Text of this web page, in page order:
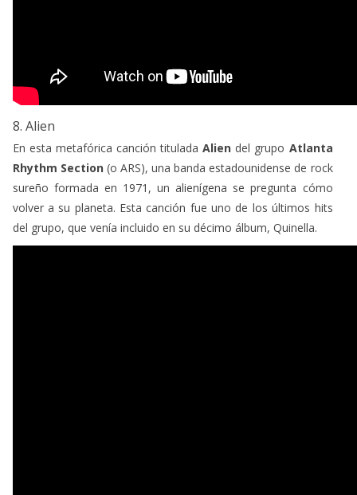
8. Alien
En esta metafórica canción titulada Alien del grupo Atlanta
Rhythm Section (o ARS), una banda estadounidense de rock
sureño formada en 1971, un alienígena se pregunta cómo
volver a su planeta. Esta canción fue uno de los últimos hits
del grupo, que venía incluido en su décimo álbum, Quinella.